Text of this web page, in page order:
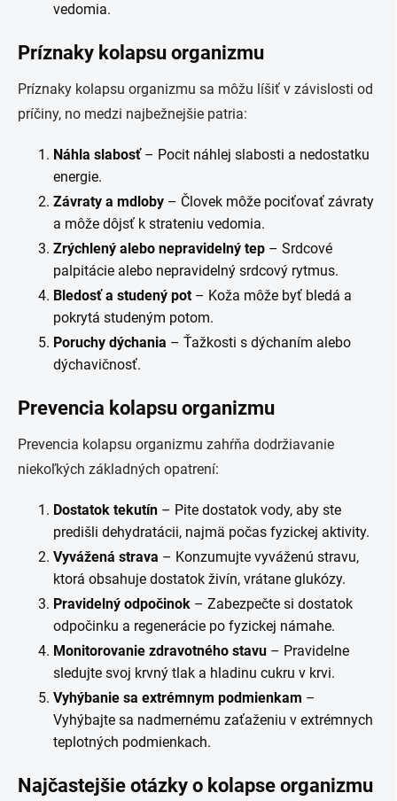
vedomia.
Príznaky kolapsu organizmu
Príznaky kolapsu organizmu sa môžu líšiť v závislosti od
príčiny, no medzi najbežnejšie patria:
Náhla slabosť– Pocit náhlej slabosti a nedostatku
energie.
Závraty a mdloby – Človek môže pociťovať závraty
a môže dôjsť k strateniu vedomia.
Zrýchlený alebo nepravidelný tep – Srdcové
palpitácie alebo nepravidelný srdcový rytmus.
Bledosť a studený pot– Koža môže byť bledá a
pokrytá studeným potom.
Poruchy dýchania – Ťažkosti s dýchaním alebo
dýchavičnosť.
Prevencia kolapsu organizmu
Prevencia kolapsu organizmu zahŕňa dodržiavanie
niekoľkých základných opatrení:
Dostatok tekutín – Pite dostatok vody, aby ste
predišli dehydratácii, najmä počas fyzickej aktivity.
Vyvážená strava – Konzumujte vyváženú stravu,
ktorá obsahuje dostatok živín, vrátane glukózy.
Pravidelný odpočinok – Zabezpečte si dostatok
odpočinku a regenerácie po fyzickej námahe.
Monitorovanie zdravotného stavu – Pravidelne
sledujte svoj krvný tlak a hladinu cukru v krvi.
Vyhýbanie sa extrémnym podmienkam –
Vyhýbajte sa nadmernému zaťaženiu v extrémnych
teplotných podmienkach.
Najčastejšie otázky o kolapse organizmu